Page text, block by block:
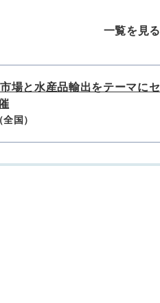
一覧を見る
場と水産品輸出をテーマにセ
国）